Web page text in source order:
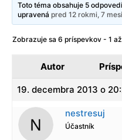
Toto téma obsahuje 5
upravenápred 12 rokmi, 7
Zobrazuje sa 6 príspevkov - 1
Autor
19. decembra 2013 o
nestresuj
Účastník